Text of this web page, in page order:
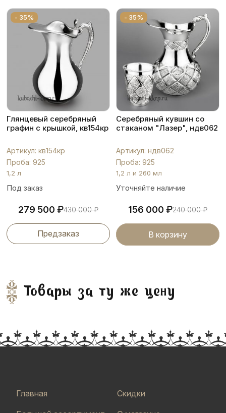
- 35%
Глянцевый серебряный
графин с крышкой, кв154кр
Артикул: кв154кр
Проба: 925
1,2 л
Под заказ
279 500 ₽430 000₽
Предзаказ
- 35%
Серебряный кувшин со
стаканом "Лазер", ндв062
Артикул: ндв062
Проба: 925
1,2 л и 260 мл
Уточняйте наличие
156 000 ₽240 000₽
В корзину
Товары за ту же цену
Главная Скидки